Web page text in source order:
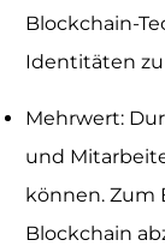
Blockchain-
Identitäten
Mehrwert:
und
können. Zum
Blockchain